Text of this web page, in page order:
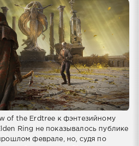
of the Erdtree к фэнтезийному
Ring не показывалось публике
феврале, но, судя по